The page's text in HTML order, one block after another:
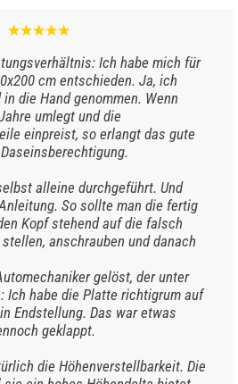
Ich habe mich für
cm entschieden. Ja, ich
die Hand genommen. Wenn
umlegt und die
einpreist, so erlangt das gute
alleine durchgeführt. Und
So sollte man die fertig
Kopf stehend auf die falsch
anschrauben und danach
gelöst, der unter
Ich habe die Platte richtigrum auf
Endstellung. Das war etwas
geklappt.
die Höhenverstellbarkeit. Die